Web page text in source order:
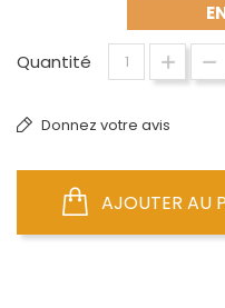
Quantité
Donnez votre avis
AJOUTER AU